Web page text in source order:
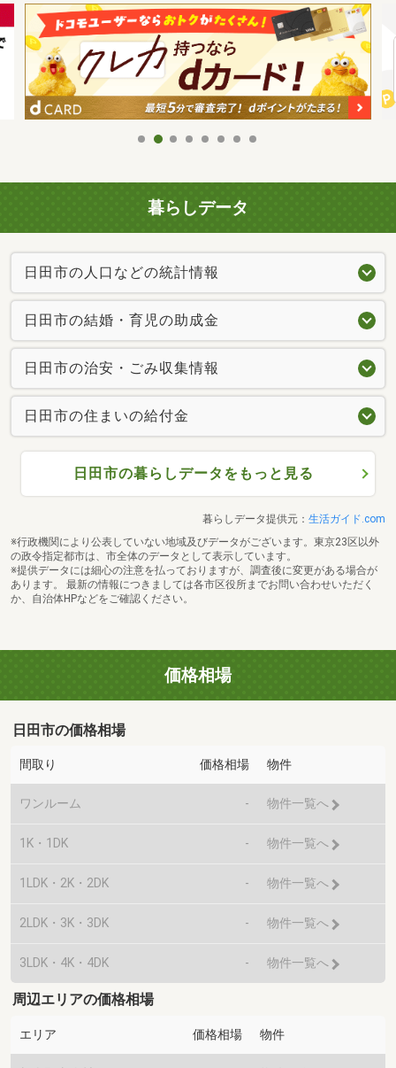
暮らしデータ
日田市の人口などの統計情報
日田市の結婚・育児の助成金
日田市の治安・ごみ収集情報
日田市の住まいの給付金
日田市の暮らしデータをもっと見る
暮らしデータ提供元： 生活ガイド.com
※行政機関により公表していない地域及びデータがございます。東京23区以外
の政令指定都市は、市全体のデータとして表示しています。
※提供データには細心の注意を払っておりますが、調査後に変更がある場合が
あります。 最新の情報につきましては各市区役所までお問い合わせいただく
か、自治体HPなどをご確認ください。
価格相場
日田市の価格相場
間取り 価格相場 物件
ワンルーム - 物件一覧へ
1K・1DK - 物件一覧へ
1LDK・2K・2DK - 物件一覧へ
2LDK・3K・3DK - 物件一覧へ
3LDK・4K・4DK - 物件一覧へ
周辺エリアの価格相場
エリア 価格相場 物件